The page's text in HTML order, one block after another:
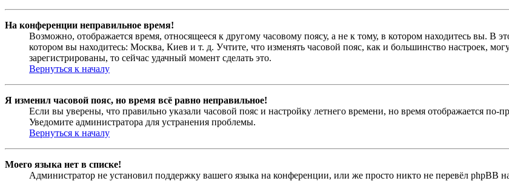
На конференции неправильное время!
Возможно, отображается время, относящееся к другому часовому поясу, а не к тому, в котором находитесь вы. В
котором вы находитесь: Москва, Киев и т. д. Учтите, что изменять часовой пояс, как и большинство настроек,
зарегистрированы, то сейчас удачный момент сделать это.
Вернуться к началу
Я изменил часовой пояс, но время всё равно неправильное!
Если вы уверены, что правильно указали часовой пояс и настройку летнего времени, но время отображается по-
Уведомите администратора для устранения проблемы.
Вернуться к началу
Моего языка нет в списке!
Администратор не установил поддержку вашего языка на конференции, или же просто никто не перевёл phpBB